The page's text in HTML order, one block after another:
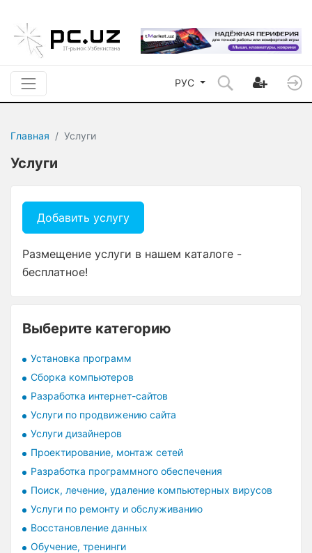
РУС
Главная Услуги
Услуги
Добавить услугу
Размещение услуги в нашем каталоге -
бесплатное!
Выберите категорию
Установка программ
Сборка компьютеров
Разработка интернет-сайтов
Услуги по продвижению сайта
Услуги дизайнеров
Проектирование, монтаж сетей
Разработка программного обеспечения
Поиск, лечение, удаление компьютерных вирусов
Услуги по ремонту и обслуживанию
Восстановление данных
Обучение, тренинги